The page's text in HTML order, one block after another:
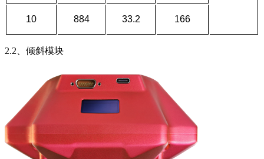
10 884 33.2 166
2.2、倾斜模块